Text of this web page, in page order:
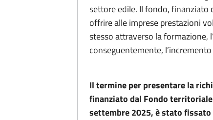
settore edile. Il fondo, finanziato
offrire alle imprese prestazioni
stesso attraverso la formazione,
conseguentemente,
Il termine per presentare la
finanziato dal Fondo
settembre 2025, è stato